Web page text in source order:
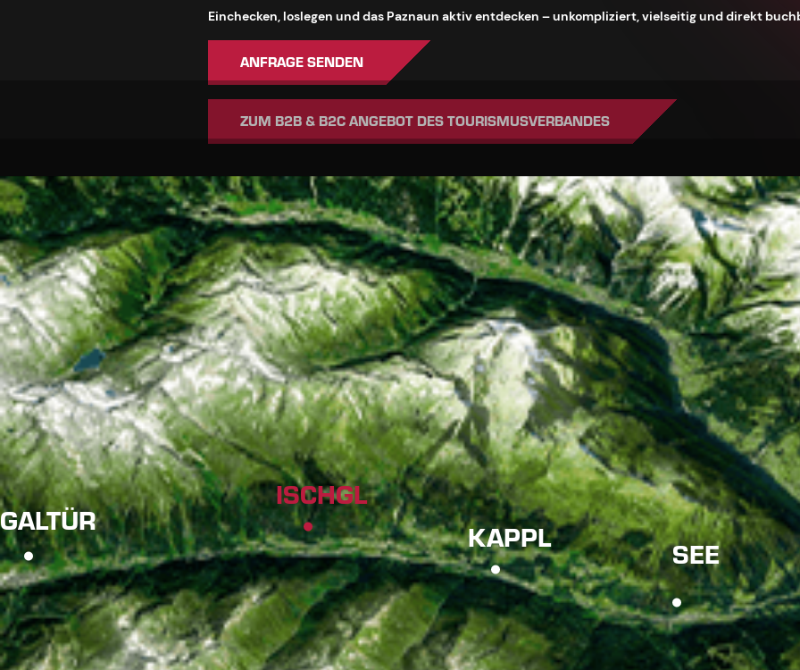
Einchecken, loslegen und das Paznaun aktiv entdecken – unkompliziert, vielseitig und direkt
ANFRAGE SENDEN
ZUM B2B & B2C ANGEBOT DES TOURISMUSVERBANDES
GALTÜR
ISCHGL
KAPPL
SEE